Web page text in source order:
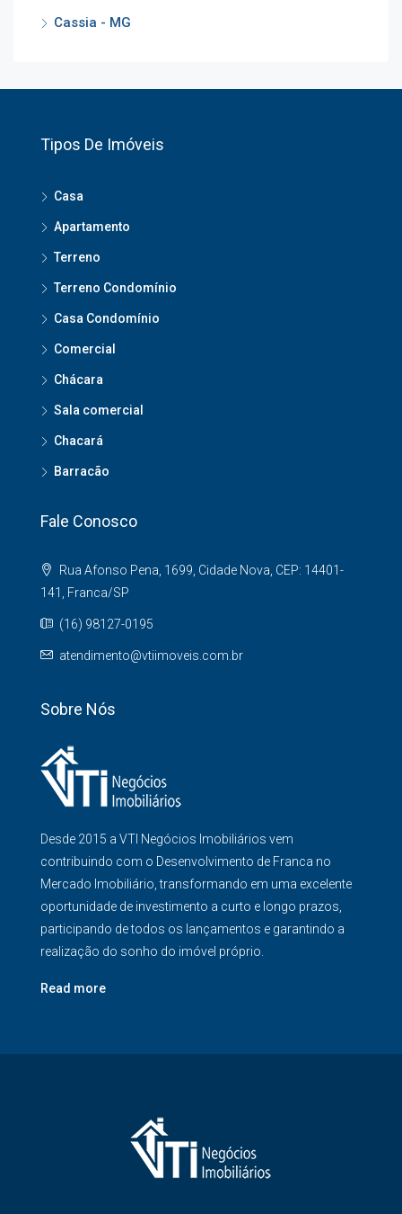
Cassia - MG
Tipos De Imóveis
Casa
Apartamento
Terreno
Terreno Condomínio
Casa Condomínio
Comercial
Chácara
Sala comercial
Chacará
Barracão
Fale Conosco
Rua Afonso Pena, 1699, Cidade Nova, CEP: 14401-
141, Franca/SP
(16) 98127-0195
atendimento@vtiimoveis.com.br
Sobre Nós
Desde 2015 a VTI Negócios Imobiliários vem
contribuindo com o Desenvolvimento de Franca no
Mercado Imobiliário, transformando em uma excelente
oportunidade de investimento a curto e longo prazos,
participando de todos os lançamentos e garantindo a
realização do sonho do imóvel próprio.
Read more